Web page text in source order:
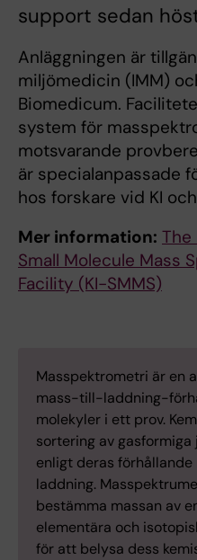
support sedan
Anläggningen är
miljömedicin (IMM)
Biomedicum.
system för
motsvarande
är specialanpassade
hos forskare vid KI
Mer information: The
Small Molecule Mass
Facility (KI-SMMS)
Masspektrometri är en
mass-till-laddning-
molekyler i ett prov.
sortering av
enligt deras förhållande
laddning.
bestämma massan av
elementära och
för att belysa dess